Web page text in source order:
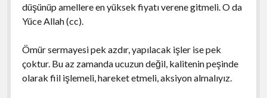
düşünüp amellere en yüksek fiyatı verene gitmeli. O da
Yüce Allah (cc).
Ömür sermayesi pek azdır, yapılacak işler ise pek
çoktur. Bu az zamanda ucuzun değil, kalitenin peşinde
olarak fiil işlemeli, hareket etmeli, aksiyon almalıyız.